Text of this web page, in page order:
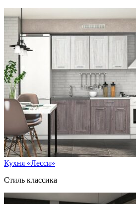
Кухня «Лесси»
Стиль классика